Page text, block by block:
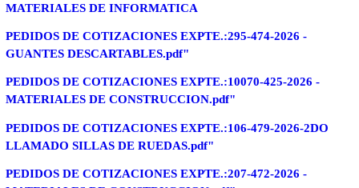
MATERIALES DE INFORMATICA
PEDIDOS DE COTIZACIONES EXPTE.:295-474-2026 -
GUANTES DESCARTABLES.pdf"
PEDIDOS DE COTIZACIONES EXPTE.:10070-425-2026 -
MATERIALES DE CONSTRUCCION.pdf"
PEDIDOS DE COTIZACIONES EXPTE.:106-479-2026-2DO
LLAMADO SILLAS DE RUEDAS.pdf"
PEDIDOS DE COTIZACIONES EXPTE.:207-472-2026 -